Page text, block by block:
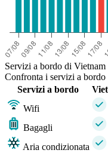
Servizi a bordo di
Confronta i servizi a
Servizi a bordo
Wifi
Bagagli
Aria condizionata